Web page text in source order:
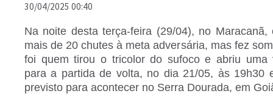
30/04/2025 00:40
Na noite desta terça-feira (29/04), no Maracanã,
mais de 20 chutes à meta adversária, mas fez
foi quem tirou o tricolor do sufoco e abriu uma
para a partida de volta, no dia 21/05, às 19h30
previsto para acontecer no Serra Dourada, em